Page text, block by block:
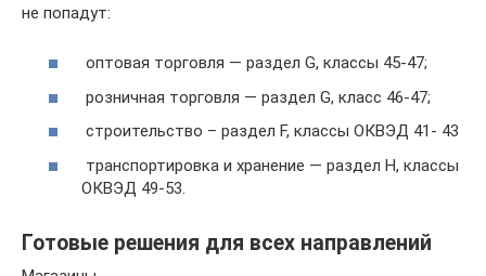
не попадут:
оптовая торговля — раздел G, классы 45-47;
розничная торговля — раздел G, класс 46-47;
строительство – раздел F, классы ОКВЭД 41- 43
транспортировка и хранение — раздел H, классы
ОКВЭД 49-53.
Готовые решения для всех направлений